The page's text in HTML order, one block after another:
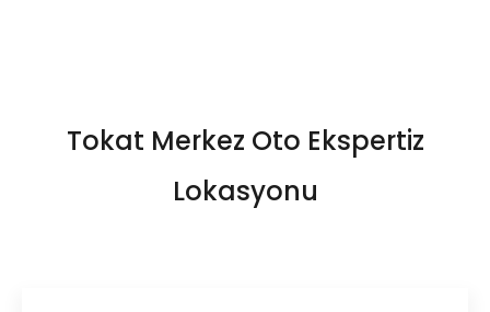
Tokat Merkez Oto Ekspertiz
Lokasyonu